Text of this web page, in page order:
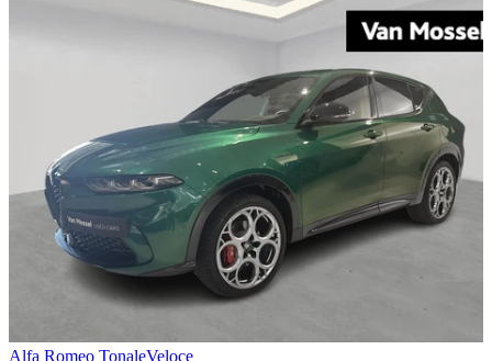
Alfa Romeo TonaleVeloce